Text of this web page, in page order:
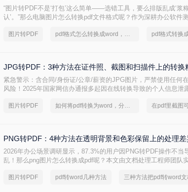
“图片转PDF不是‘打包’这么简单——选错工具，要么排版乱成‘浆
认’。”那么电脑图片怎么转换pdf文件格式呢？作为深耕办公软件
的“转格式焦虑”！
图片转PDF pdf格式怎么转换成word，这个方法简单又方便
JPG转PDF：3种方法在证件照、截图和扫描件上的转换
紧急警示：含合同/身份证/公章/薪资的JPG图片，严禁使用任何
风险！2025年国家网信办通报多起因在线转换导致的个人信息泄
Adobe Acrobat Pro 2025 / 转转大师PDF转换器v5.2），系统拆
图片转PDF 如何将pdf转换为word，分享一种简单的方法 在pdf里截图
PNG转PDF：4种方法在透明背景和色彩保留上的处理差
2026年办公场景调研显示，87.3%的用户因PNG转PDF操作不当
乱！那么png图片怎么转换成pdf呢？本文由文档处理工程师团队
《电子文档转换技术规范V3.0》，拆解4种零风险转换路径，附多
图片转PDF pdf转word几种方法 三种方法把pdf转word文